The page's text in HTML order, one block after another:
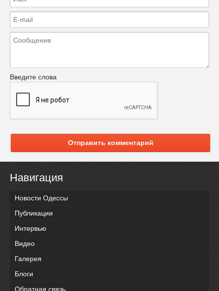
Введите слова
Отправить комментарий
Навигация
Новости Одессы
Публикации
Интервью
Видео
Галерея
Блоги
Обратная связь